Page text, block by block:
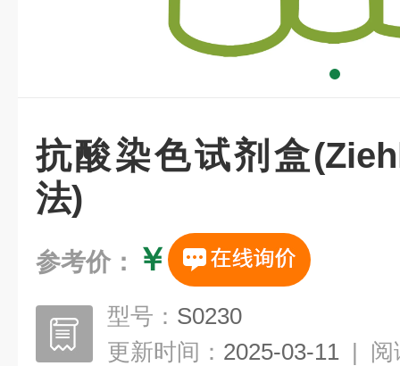
抗酸染色试剂盒
法)
参考价： ￥
型号： S0230
更新时间： 2025-03-11 | 阅